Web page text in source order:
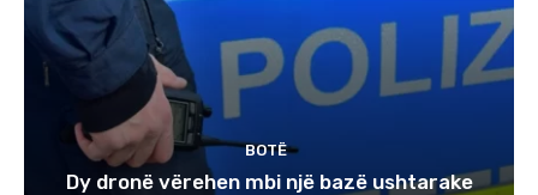
BOTË
Dy dronë vërehen mbi një bazë ushtarake